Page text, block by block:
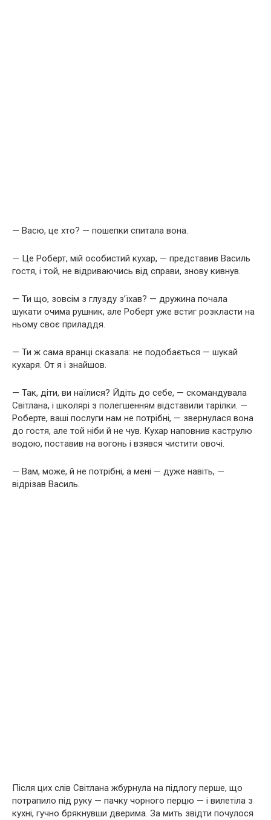
— Васю, це хто? — пошепки спитала вона.
— Це Роберт, мій особистий кухар, — представив Василь
гостя, і той, не відриваючись від справи, знову кивнув.
— Ти що, зовсім з глузду з’їхав? — дружина почала
шукати очима рушник, але Роберт уже встиг розкласти на
ньому своє приладдя.
— Ти ж сама вранці сказала: не подобається — шукай
кухаря. От я і знайшов.
— Так, діти, ви наїлися? Йдіть до себе, — скомандувала
Світлана, і школярі з полегшенням відставили тарілки. —
Роберте, ваші послуги нам не потрібні, — звернулася вона
до гостя, але той ніби й не чув. Кухар наповнив каструлю
водою, поставив на вогонь і взявся чистити овочі.
— Вам, може, й не потрібні, а мені — дуже навіть, —
відрізав Василь.
Після цих слів Світлана жбурнула на підлогу перше, що
потрапило під руку — пачку чорного перцю — і вилетіла з
кухні, гучно брякнувши дверима. За мить звідти почулося